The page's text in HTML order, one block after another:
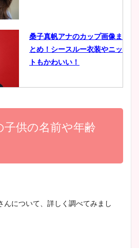
豊島実季アナのカップ画像ま
とめ！美脚や水着姿に年齢も
宇賀神メグアナのニット画像
池谷実悠アナのメガネ画像が
桑子真帆アナのカップ画像ま
とめ！シースルー衣装やニッ
トもかわいい！
小室瑛莉子のカップ画像まと
め！足が美脚でニット衣装も
かわいい！
wikiプロフもチェック！
子供の名前や年齢
んについて、詳しく調べてみまし